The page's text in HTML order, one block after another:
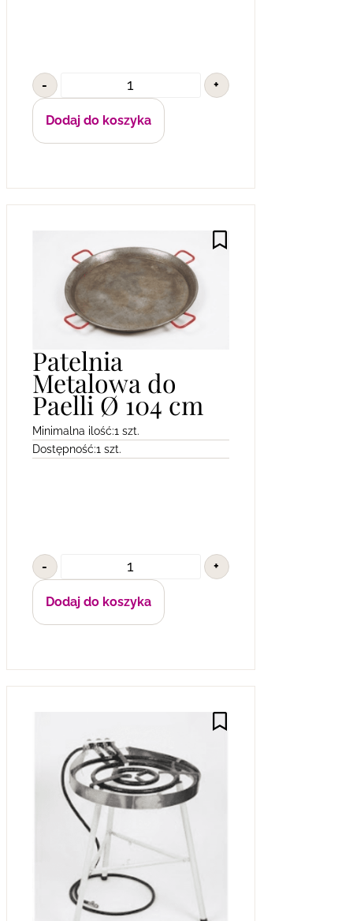
- +
Dodaj do koszyka
Patelnia
Metalowa do
Paelli Ø 104 cm
Minimalna ilość:1 szt.
Dostępność:1 szt.
- +
Dodaj do koszyka